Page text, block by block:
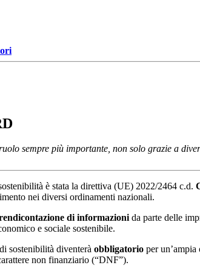
sempre più importante, non solo grazie a
è stata la direttiva (UE) 2022/2464 c.d.
nei diversi ordinamenti nazionali.
di informazionida parte delle
e sociale sostenibile.
sostenibilità diventerà obbligatorio per
non finanziario (“DNF”).